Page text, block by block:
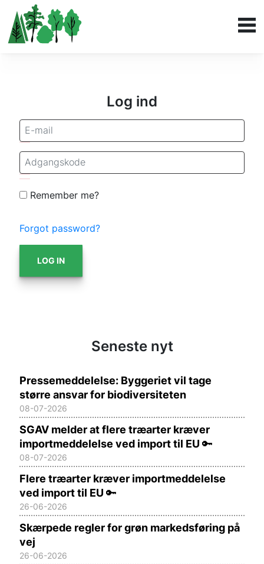
Log ind
Remember me?
Forgot password?
LOG IN
Seneste nyt
Pressemeddelelse: Byggeriet vil tage
større ansvar for biodiversiteten
08-07-2026
SGAV melder at flere træarter kræver
importmeddelelse ved import til EU 🔑
08-07-2026
Flere træarter kræver importmeddelelse
ved import til EU 🔑
26-06-2026
Skærpede regler for grøn markedsføring på
vej
26-06-2026